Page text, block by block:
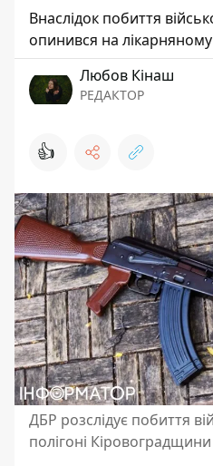
Внаслідок побиття
опинився на лікарняному
Любов Кінаш
РЕДАКТОР
👍
ДБР розслідує побиття
полігоні Кіровоградщини